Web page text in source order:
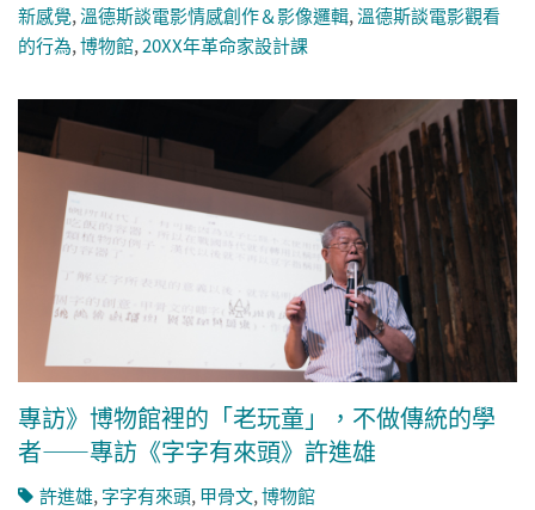
新感覺,溫德斯談電影情感創作＆影像邏輯,溫德斯談電影觀看
的行為,博物館,20XX年革命家設計課
專訪》博物館裡的「老玩童」，不做傳統的學
者——專訪《字字有來頭》許進雄
許進雄,字字有來頭,甲骨文,博物館